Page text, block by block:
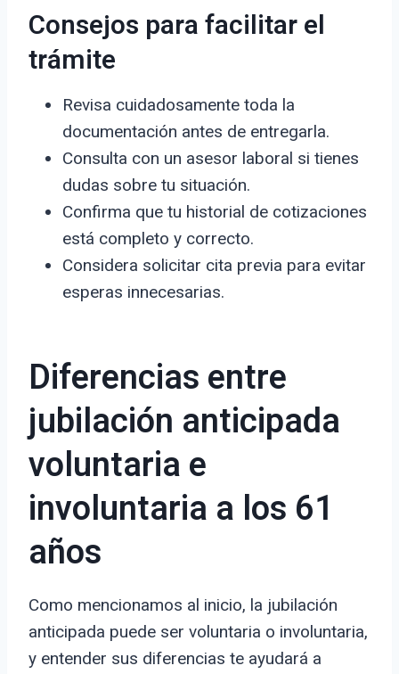
Consejos para facilitar el
trámite
Revisa cuidadosamente toda la
documentación antes de entregarla.
Consulta con un asesor laboral si tienes
dudas sobre tu situación.
Confirma que tu historial de cotizaciones
está completo y correcto.
Considera solicitar cita previa para evitar
esperas innecesarias.
Diferencias entre
jubilación anticipada
voluntaria e
involuntaria a los 61
años
Como mencionamos al inicio, la jubilación
anticipada puede ser voluntaria o involuntaria,
y entender sus diferencias te ayudará a